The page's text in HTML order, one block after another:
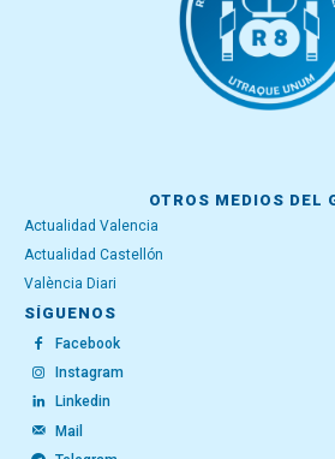
OTROS MEDIOS DEL
Actualidad Valencia
Actualidad Castellón
València Diari
SÍGUENOS
Facebook
Instagram
Linkedin
Mail